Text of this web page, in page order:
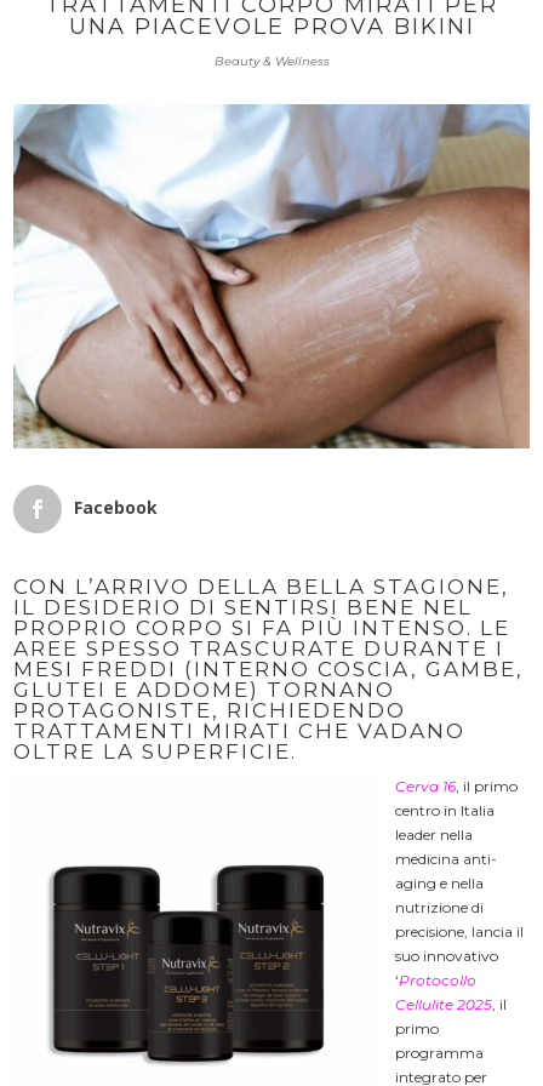
UNA PIACEVOLE PROVA BIKINI
Beauty & Wellness
Facebook
CON L’ARRIVO DELLA BELLA STAGIONE,
IL DESIDERIO DI SENTIRSI BENE NEL
PROPRIO CORPO SI FA PIÙ INTENSO. LE
AREE SPESSO TRASCURATE DURANTE I
MESI FREDDI (INTERNO COSCIA, GAMBE,
GLUTEI E ADDOME) TORNANO
PROTAGONISTE, RICHIEDENDO
TRATTAMENTI MIRATI CHE VADANO
OLTRE LA SUPERFICIE.
Cerva 16, il primo
centro in Italia
leader nella
medicina anti-
aging e nella
nutrizione di
precisione, lancia il
suo innovativo
‘Protocollo
Cellulite 2025 , il
primo
programma
integrato per